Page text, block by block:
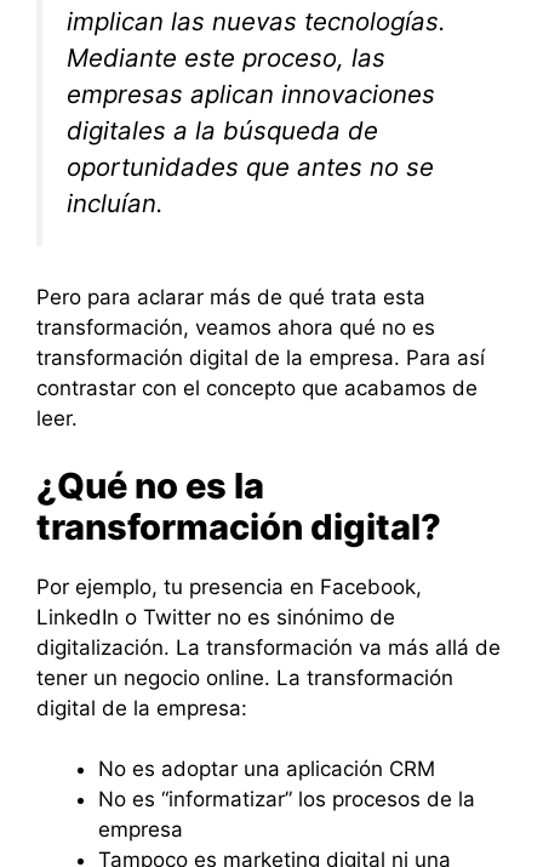
implican las nuevas tecnologías.
Mediante este proceso, las
empresas aplican innovaciones
digitales a la búsqueda de
oportunidades que antes no se
incluían.
Pero para aclarar más de qué trata esta
transformación, veamos ahora qué no es
transformación digital de la empresa. Para así
contrastar con el concepto que acabamos de
leer.
¿Qué no es la
transformación digital?
Por ejemplo, tu presencia en Facebook,
LinkedIn o Twitter no es sinónimo de
digitalización. La transformación va más allá de
tener un negocio online. La transformación
digital de la empresa:
No es adoptar una aplicación CRM
No es “informatizar” los procesos de la
empresa
Tampoco es marketing digital ni una